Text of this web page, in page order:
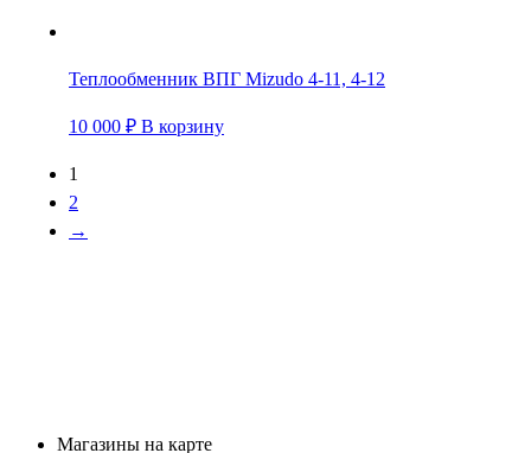
Теплообменник ВПГ Mizudo 4-11, 4-12
10 000 ₽ В корзину
1
2
→
Магазины на карте